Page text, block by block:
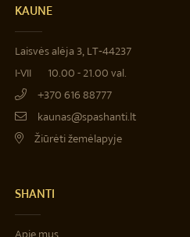
KAUNE
Laisvės alėja 3, LT‐44237
I-VII
10.00 - 21.00 val.
+370 616 88777
kaunas@spashanti.lt
Žiūrėti žemėlapyje
SHANTI